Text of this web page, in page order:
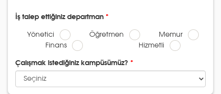
İş talep ettiğiniz departman
Yönetici Öğretmen
Memur
Finans
Hizmetli
Çalışmak istediğiniz kampüsümüz?